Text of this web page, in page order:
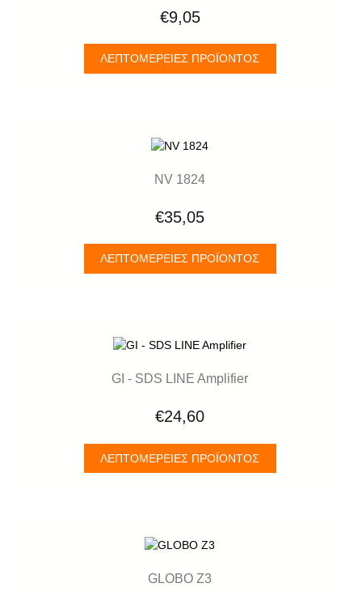
€9,05
ΛΕΠΤΟΜΈΡΕΙΕΣ ΠΡΟΪΌΝΤΟΣ
NV 1824
€35,05
ΛΕΠΤΟΜΈΡΕΙΕΣ ΠΡΟΪΌΝΤΟΣ
GI - SDS LINE Amplifier
€24,60
ΛΕΠΤΟΜΈΡΕΙΕΣ ΠΡΟΪΌΝΤΟΣ
GLOBO Z3